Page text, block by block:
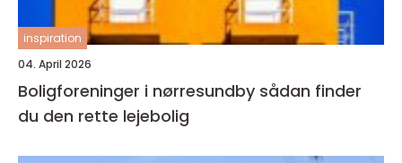
inspiration
04. April 2026
Boligforeninger i nørresundby sådan finder
du den rette lejebolig